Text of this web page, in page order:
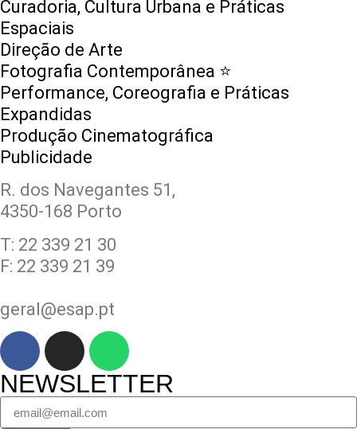
Curadoria, Cultura Urbana e Práticas
Espaciais
Direção de Arte
Fotografia Contemporânea ⭐️
Performance, Coreografia e Práticas
Expandidas
Produção Cinematográfica
Publicidade
R. dos Navegantes 51,
4350-168 Porto
T: 22 339 21 30
F: 22 339 21 39
geral@esap.pt
NEWSLETTER